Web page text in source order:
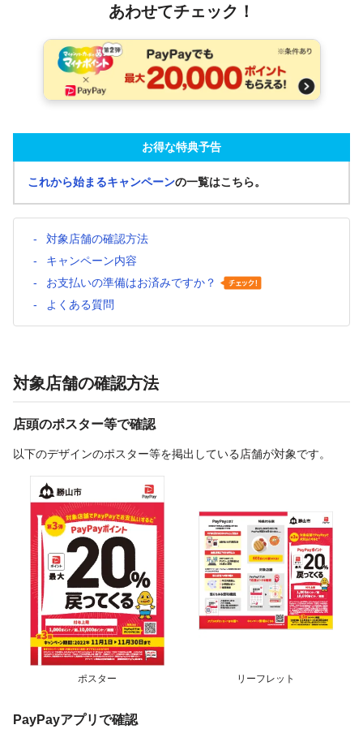
あわせてチェック！
お得な特典予告
これから始まるキャンペーンの一覧はこちら。
対象店舗の確認方法
キャンペーン内容
お支払いの準備はお済みですか？
よくある質問
対象店舗の確認方法
店頭のポスター等で確認
以下のデザインのポスター等を掲出している店舗が対象です。
ポスター リーフレット
PayPayアプリで確認